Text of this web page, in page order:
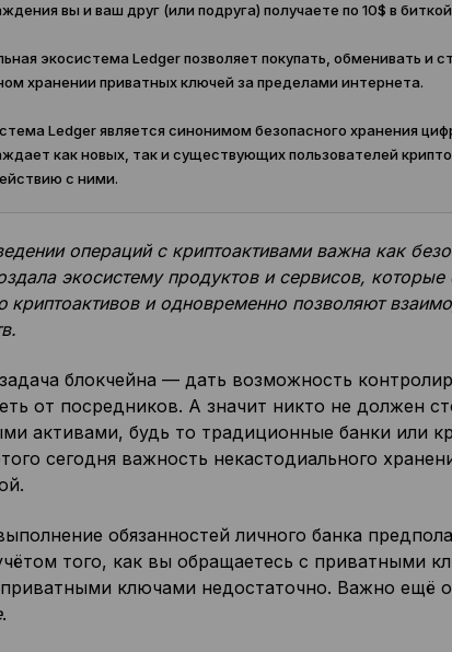
вы и ваш друг (или подруга) получаете по 10$ в
экосистема Ledger позволяет покупать, обменивать и
хранении приватных ключей за пределами интернета.
Ledger является синонимом безопасного хранения
как новых, так и существующих пользователей
с ними.
операций с криптоактивами важна как
экосистему продуктов и сервисов,
криптоактивов и одновременно позволяют
блокчейна — дать возможность
от посредников. А значит никто не должен
активами, будь то традиционные банки или
сегодня важность некастодиального
обязанностей личного банка
того, как вы обращаетесь с приватными
ключами недостаточно. Важно ещё
.